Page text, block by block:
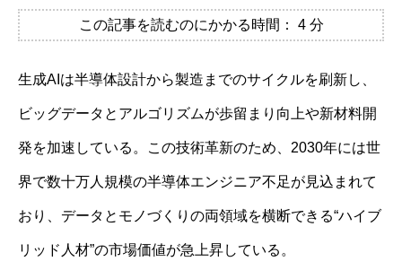
この記事を読むのにかかる時間： 4 分
生成AIは半導体設計から製造までのサイクルを刷新し、
ビッグデータとアルゴリズムが歩留まり向上や新材料開
発を加速している。この技術革新のため、2030年には世
界で数十万人規模の半導体エンジニア不足が見込まれて
おり、データとモノづくりの両領域を横断できる“ハイブ
リッド人材”の市場価値が急上昇している。